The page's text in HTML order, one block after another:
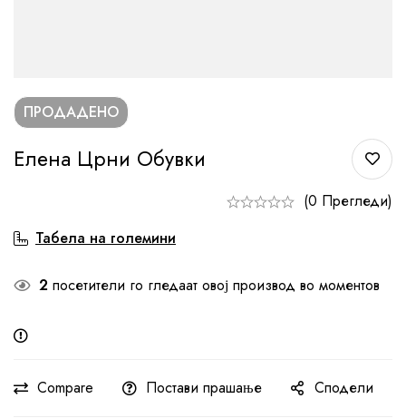
ПРОДАДЕНО
Елена Црни Обувки
(0 Прегледи)
Табела на големини
2 посетители го гледаат овој производ во моментов
Compare Постави прашање Сподели